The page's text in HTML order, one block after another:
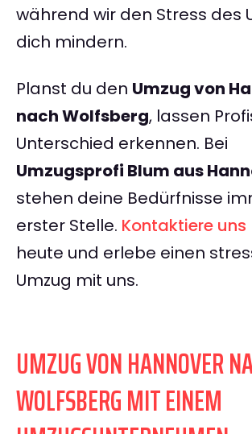
während wir den Stress des
dich mindern.
Planst du den Umzug von
nach Wolfsberg, lassen
Unterschied erkennen. Bei
Umzugsprofi Blum aus
stehen deine Bedürfnisse
erster Stelle. Kontaktiere uns
heute und erlebe einen
Umzug mit uns.
UMZUG VON HANNOVER
WOLFSBERG MIT EINEM